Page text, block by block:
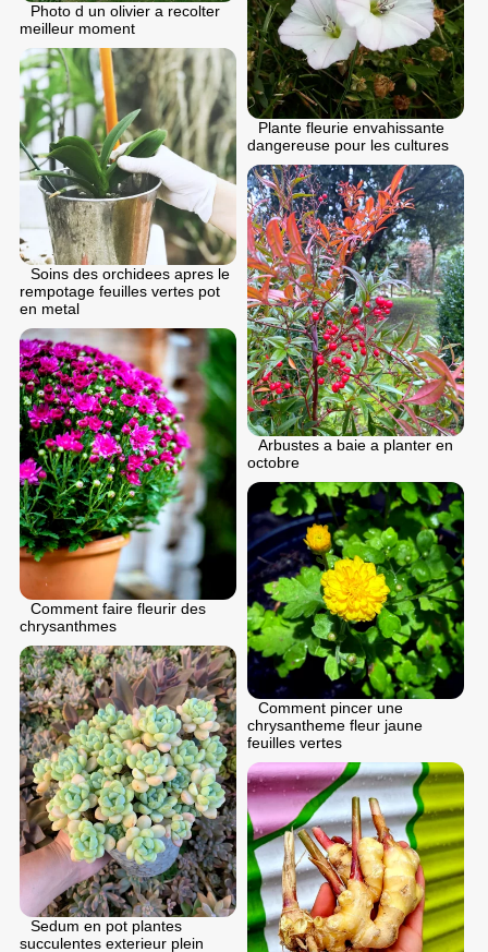
Photo d un olivier a recolter
meilleur moment
Plante fleurie envahissante
dangereuse pour les cultures
Soins des orchidees apres le
rempotage feuilles vertes pot
en metal
Arbustes a baie a planter en
octobre
Comment faire fleurir des
chrysanthmes
Comment pincer une
chrysantheme fleur jaune
feuilles vertes
Sedum en pot plantes
succulentes exterieur plein